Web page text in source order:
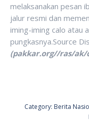
melaksanakan pesan
jalur resmi dan
iming-iming calo atau
pungkasnya.Source
(pakkar.org//ras/ak/
Category: Berita